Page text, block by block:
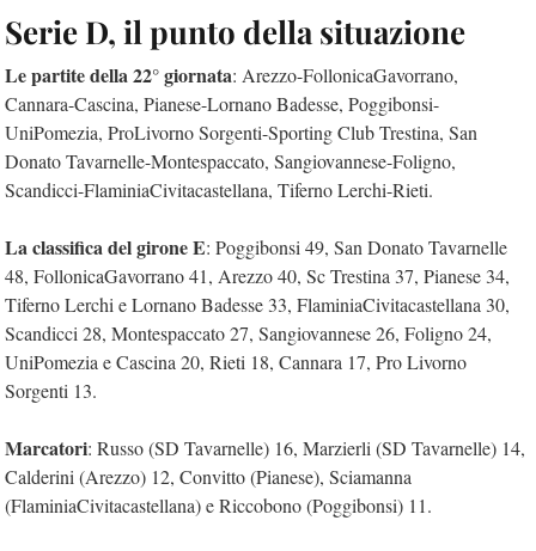
Serie D, il punto della situazione
Le partite della 22° giornata: Arezzo-FollonicaGavorrano,
Cannara-Cascina, Pianese-Lornano Badesse, Poggibonsi-
UniPomezia, ProLivorno Sorgenti-Sporting Club Trestina, San
Donato Tavarnelle-Montespaccato, Sangiovannese-Foligno,
Scandicci-FlaminiaCivitacastellana, Tiferno Lerchi-Rieti.
La classifica del girone E: Poggibonsi 49, San Donato Tavarnelle
48, FollonicaGavorrano 41, Arezzo 40, Sc Trestina 37, Pianese 34,
Tiferno Lerchi e Lornano Badesse 33, FlaminiaCivitacastellana 30,
Scandicci 28, Montespaccato 27, Sangiovannese 26, Foligno 24,
UniPomezia e Cascina 20, Rieti 18, Cannara 17, Pro Livorno
Sorgenti 13.
Marcatori: Russo (SD Tavarnelle) 16, Marzierli (SD Tavarnelle) 14,
Calderini (Arezzo) 12, Convitto (Pianese), Sciamanna
(FlaminiaCivitacastellana) e Riccobono (Poggibonsi) 11.